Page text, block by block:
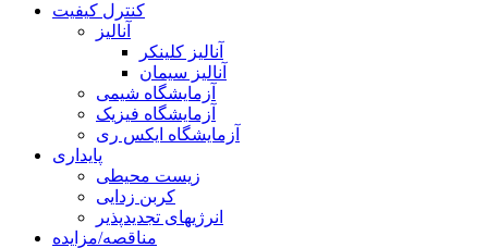
کنترل کیفیت
آنالیز
آنالیز کلینکر
آنالیز سیمان
آزمایشگاه شیمی
آزمایشگاه فیزیک
آزمایشگاه ایکس ری
پایداری
زیست محیطی
کربن زدایی
انرژیهای تجدیدپذیر
مناقصه/مزایده